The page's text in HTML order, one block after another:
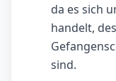
da es sich
handelt,
sind.